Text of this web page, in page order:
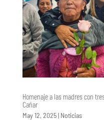
Homenaje a las madres con
Cañar
May 12, 2025| Noticias